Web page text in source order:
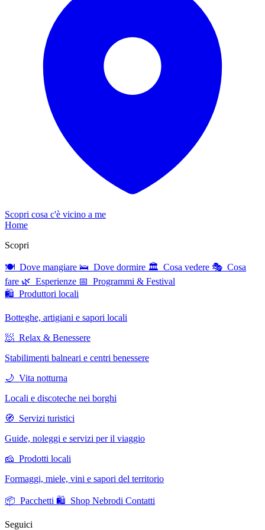
Scopri cosa c'è vicino a me
Home
Scopri
🍽 Dove mangiare 🛌 Dove dormire 🏛 Cosa vedere 🎭 Cosa
fare 🌿 Esperienze 📅 Programmi & Festival
🛍 Produttori locali
Botteghe, artigiani e sapori locali
🧖 Relax & Benessere
Stabilimenti balneari e centri benessere
🌙 Vita notturna
Locali e discoteche nei borghi
🧭 Servizi turistici
Guide, noleggi e servizi per il viaggio
🧀 Prodotti locali
Formaggi, miele, vini e sapori del territorio
📦 Pacchetti 🛍️ Shop Nebrodi Contatti
Seguici